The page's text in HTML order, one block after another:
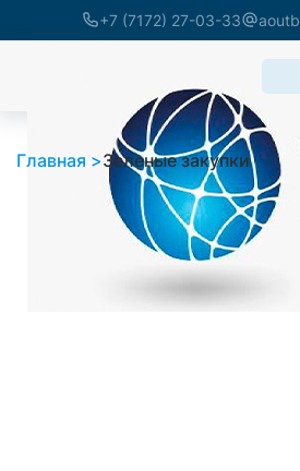
+7 (7172) 27-03-33
Главная Зеленые закупки